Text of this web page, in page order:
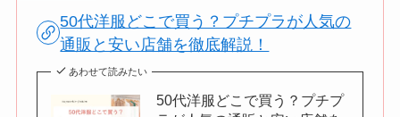
50代洋服どこで買う？プチプラが人気の
通販と安い店舗を徹底解説！
あわせて読みたい
50代洋服どこで買う？プチプ